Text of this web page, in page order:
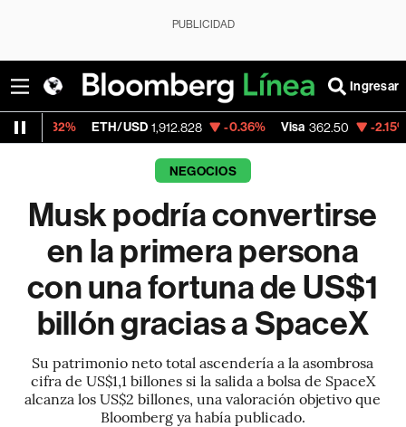
PUBLICIDAD
Ingresar
ETH/USD 1,912.828 -0.36% Visa 362.50 -2.15%
NEGOCIOS
Musk podría convertirse
en la primera persona
con una fortuna de US$1
billón gracias a SpaceX
Su patrimonio neto total ascendería a la asombrosa
cifra de US$1,1 billones si la salida a bolsa de SpaceX
alcanza los US$2 billones, una valoración objetivo que
Bloomberg ya había publicado.